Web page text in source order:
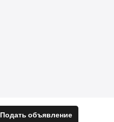
Подать объявление